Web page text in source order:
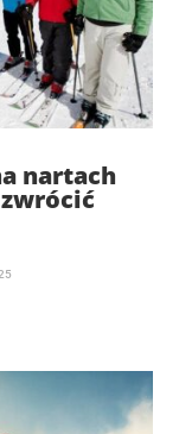
nartach
zwrócić